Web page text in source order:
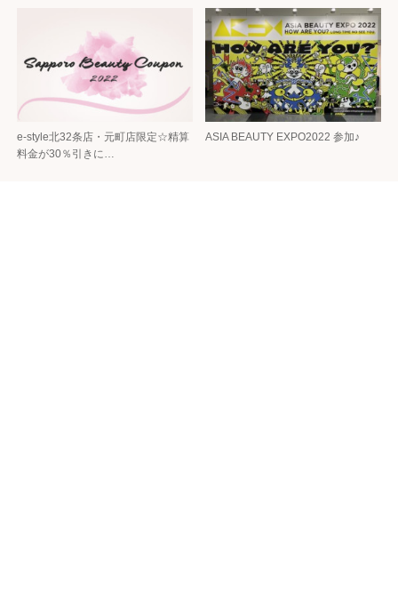
e-style北32条店・元町店限定☆精算
料金が30％引きに…
ASIA BEAUTY EXPO2022 参加♪